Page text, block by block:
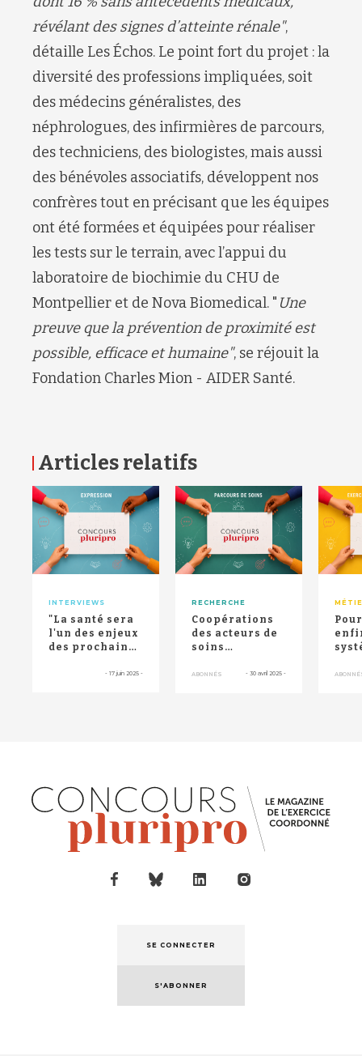
révélant des signes d’atteinte rénale",
détaille Les Échos. Le point fort du projet : la
diversité des professions impliquées, soit
desmédecins généralistes, des
néphrologues, des infirmières de parcours,
destechniciens, desbiologistes, mais aussi
desbénévoles associatifs, développent nos
confrères tout en précisant que les équipes
ont été formées et équipées pour réaliser
les tests sur le terrain, avecl’appui du
laboratoire de biochimie du CHU de
Montpellier et de NovaBiomedical. " Une
preuve que la prévention de proximité est
possible, efficace et humaine", se réjouitla
Fondation CharlesMion - AIDER Santé.
Articles relatifs
INTERVIEWS
"La santé sera
l'un des enjeux
des prochaines
présidentielle...
- 17 juin 2025 -
RECHERCHE
Coopérations
des acteurs de
soins
comment les
ABONNÉS - 30 avril 2025 -
RETOUR HAUT DE PAGE
SE CONNECTER
S'ABONNER